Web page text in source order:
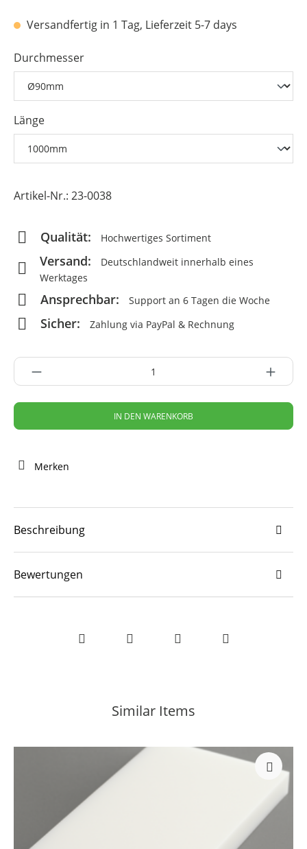
Dichtungen, Kupplungsteile, Getriebeteile, Sortier-
und Zuführeinrichtungen,
Pumpengehäuse, Flansche
Elektro- und Elektronikindustrie als Spulenkörper,
Medizintechnik als Instrumentengriffe,
Anpassungsstücke
Versandfertig in 1 Tag, Lieferzeit 5-7 days
Durchmesser
Länge
Artikel-Nr.: 23-0038
Qualität: Hochwertiges Sortiment
Versand:
Deutschlandweit innerhalb eines
Werktages
Ansprechbar: Support an 6 Tagen die Woche
Sicher: Zahlung via PayPal & Rechnung
IN DEN WARENKORB
Merken
Beschreibung
Bewertungen
Similar Items